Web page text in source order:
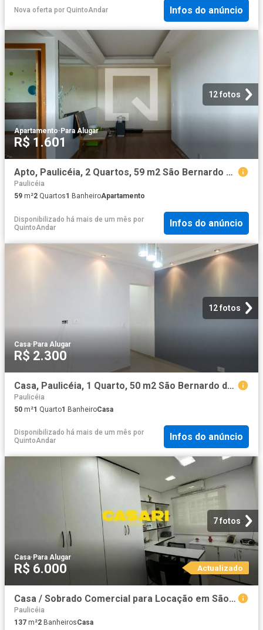
Nova oferta por QuintoAndar Infos do anúncio
12 fotos
Apartamento· Para Alugar
R$ 1.601
Apto, Paulicéia, 2 Quartos, 59 m2 São Bernardo do Campo
Paulicéia
59 m²2 Quartos1 BanheiroApartamento
Disponibilizado há mais de um mês por
QuintoAndar
Infos do anúncio
12 fotos
Casa·Para Alugar
R$ 2.300
Casa, Paulicéia, 1 Quarto, 50 m2 São Bernardo do Campo
Paulicéia
50 m²1 Quarto1 BanheiroCasa
Disponibilizado há mais de um mês por
QuintoAndar
Infos do anúncio
7 fotos
Casa· Para Alugar
R$ 6.000 Actualizado
Casa / Sobrado Comercial para Locação em São Bernardo do Campo/SP Paulicéia
Paulicéia
137 m²2 BanheirosCasa